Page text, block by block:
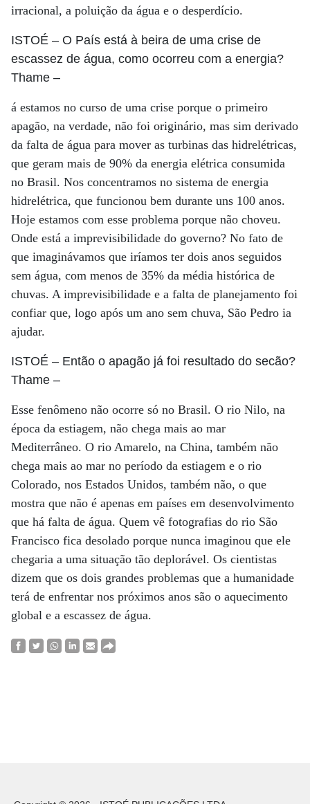
irracional, a poluição da água e o desperdício.
ISTOÉ – O País está à beira de uma crise de
escassez de água, como ocorreu com a energia?
Thame –
á estamos no curso de uma crise porque o primeiro
apagão, na verdade, não foi originário, mas sim derivado
da falta de água para mover as turbinas das hidrelétricas,
que geram mais de 90% da energia elétrica consumida
no Brasil. Nos concentramos no sistema de energia
hidrelétrica, que funcionou bem durante uns 100 anos.
Hoje estamos com esse problema porque não choveu.
Onde está a imprevisibilidade do governo? No fato de
que imaginávamos que iríamos ter dois anos seguidos
sem água, com menos de 35% da média histórica de
chuvas. A imprevisibilidade e a falta de planejamento foi
confiar que, logo após um ano sem chuva, São Pedro ia
ajudar.
ISTOÉ – Então o apagão já foi resultado do secão?
Thame –
Esse fenômeno não ocorre só no Brasil. O rio Nilo, na
época da estiagem, não chega mais ao mar
Mediterrâneo. O rio Amarelo, na China, também não
chega mais ao mar no período da estiagem e o rio
Colorado, nos Estados Unidos, também não, o que
mostra que não é apenas em países em desenvolvimento
que há falta de água. Quem vê fotografias do rio São
Francisco fica desolado porque nunca imaginou que ele
chegaria a uma situação tão deplorável. Os cientistas
dizem que os dois grandes problemas que a humanidade
terá de enfrentar nos próximos anos são o aquecimento
global e a escassez de água.